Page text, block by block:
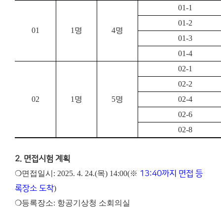
01 1 명 4명
01-1
01-2
01-3
01-4
02 1 명 5명
02-1
02-2
02-4
02-6
02-8
2. 면접시험 계획
❍면접일시: 2025. 4. 24.(목) 14:00(※ 13:40까지 면접 등
록장소 도착)
❍등록장소: 항공기상청 소회의실